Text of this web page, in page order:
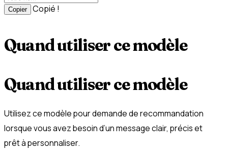
Copier Copié !
Quand utiliser ce modèle
Quand utiliser ce modèle
Utilisez ce modèle pour demande de recommandation
lorsque vous avez besoin d’un message clair, précis et
prêt à personnaliser.